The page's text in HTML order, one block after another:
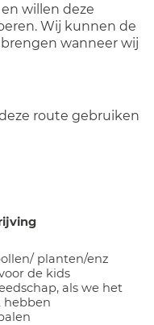
willen deze
Wij kunnen de
wanneer wij
route gebruiken
planten/enz
de kids
als we het
hebben